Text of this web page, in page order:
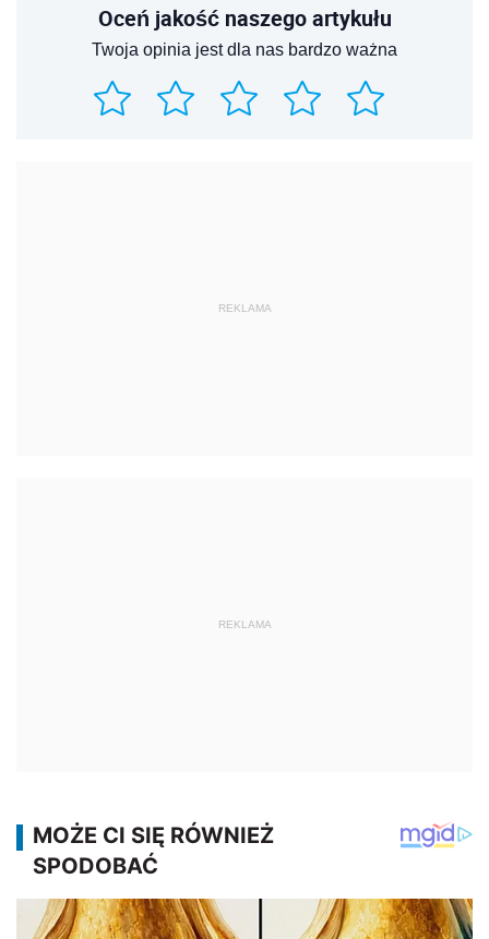
Oceń jakość naszego artykułu
Twoja opinia jest dla nas bardzo ważna
REKLAMA
REKLAMA